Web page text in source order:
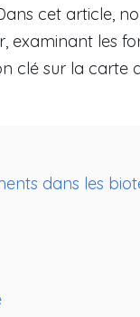
cet article,
examinant les
sur la carte
dans les